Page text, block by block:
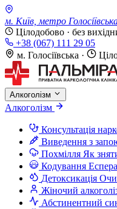
м. Київ, метро
Цілодобово · без
+38 (067) 111 29 05
м. Голосіївська ·
Алкоголізм
Алкоголізм
Консультація
Виведення з
Похмілля Як
Кодування
Детоксикація
Жіночий
Абстинентний